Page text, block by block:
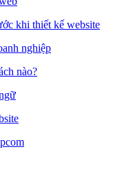
khi thiết kế website
nghiệp
nào?